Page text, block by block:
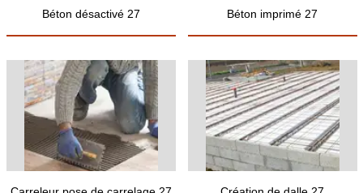
Béton désactivé 27 Béton imprimé 27